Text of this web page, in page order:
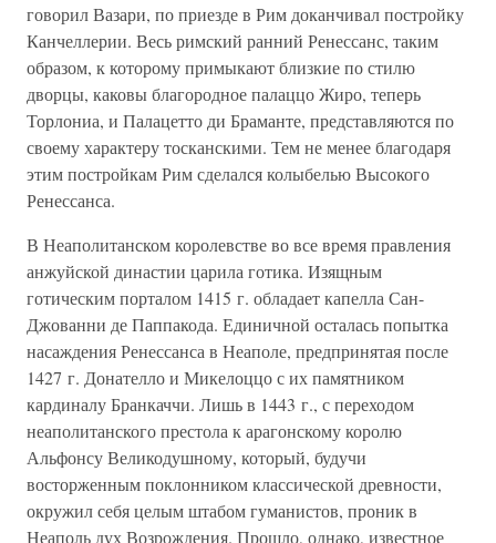
говорил Вазари, по приезде в Рим доканчивал постройку
Канчеллерии. Весь римский ранний Ренессанс, таким
образом, к которому примыкают близкие по стилю
дворцы, каковы благородное палаццо Жиро, теперь
Торлониа, и Палацетто ди Браманте, представляются по
своему характеру тосканскими. Тем не менее благодаря
этим постройкам Рим сделался колыбелью Высокого
Ренессанса.
В Неаполитанском королевстве во все время правления
анжуйской династии царила готика. Изящным
готическим порталом 1415 г. обладает капелла Сан-
Джованни де Паппакода. Единичной осталась попытка
насаждения Ренессанса в Неаполе, предпринятая после
1427 г. Донателло и Микелоццо с их памятником
кардиналу Бранкаччи. Лишь в 1443 г., с переходом
неаполитанского престола к арагонскому королю
Альфонсу Великодушному, который, будучи
восторженным поклонником классической древности,
окружил себя целым штабом гуманистов, проник в
Неаполь дух Возрождения. Прошло, однако, известное